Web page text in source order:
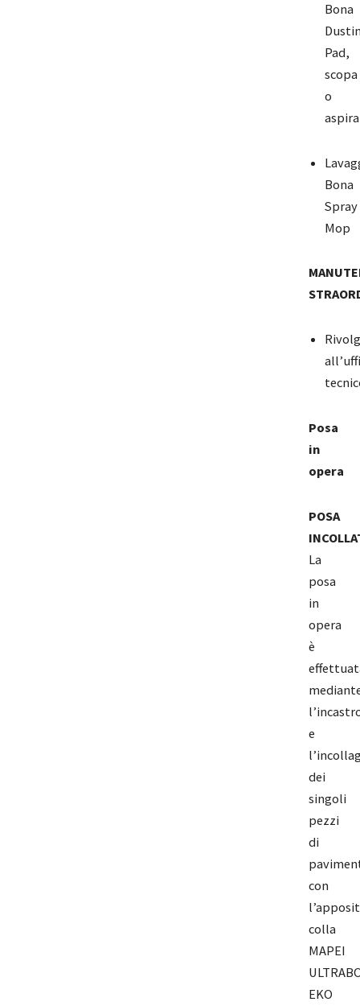
Bona
Pad,
scopa
o
Bona
Spray
Mop
Posa
in
opera
POSA
La
posa
in
opera
è
e
dei
singoli
pezzi
di
con
colla
MAPEI
EKO